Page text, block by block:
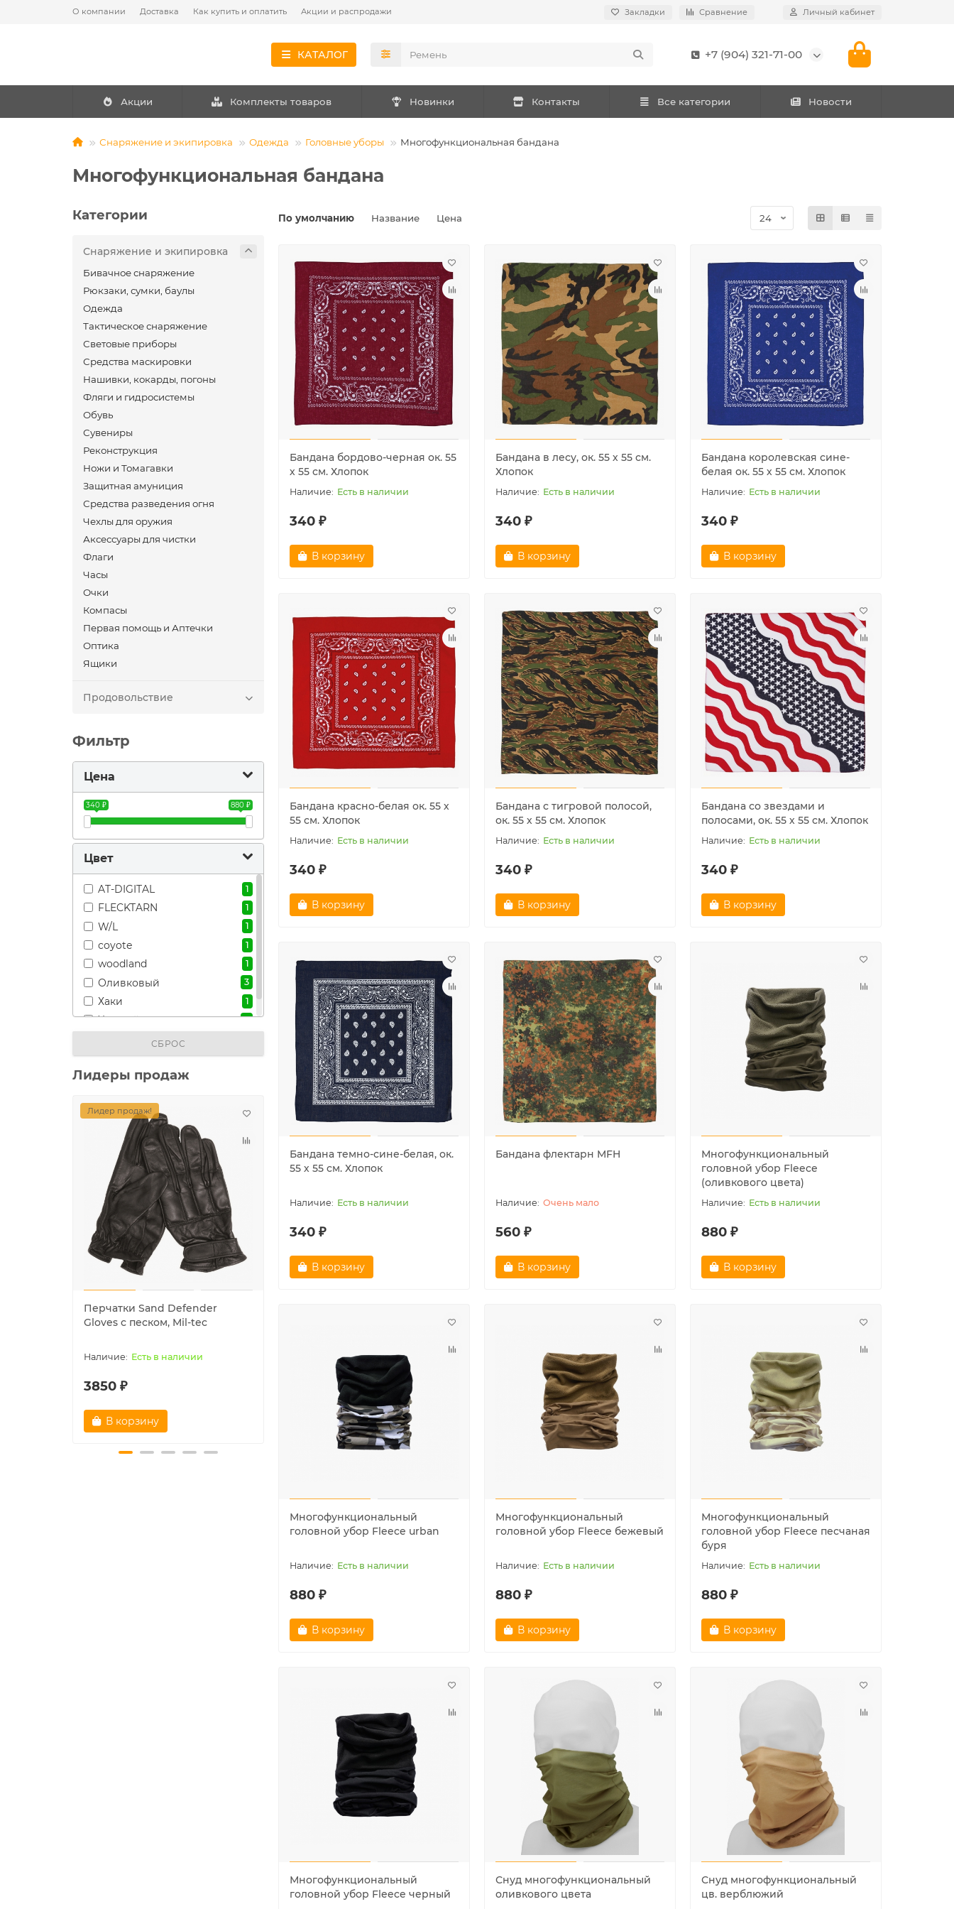
О компании Доставка Как купить и оплатить Акции и распродажи Закладки Сравнение Личный кабинет
КАТАЛОГ +7 (904) 321-71-00
Акции Комплекты товаров Новинки Контакты Все категории Новости
Снаряжение и экипировка Одежда Головные уборы Многофункциональная бандана
Многофункциональная бандана
Категории
Снаряжение и экипировка
Бивачное снаряжение
Рюкзаки, сумки, баулы
Одежда
Тактическое снаряжение
Световые приборы
Средства маскировки
Нашивки, кокарды, погоны
Фляги и гидросистемы
Обувь
Сувениры
Реконструкция
Ножи и Томагавки
Защитная амуниция
Средства разведения огня
Чехлы для оружия
Аксессуары для чистки
Флаги
Часы
Очки
Компасы
Первая помощь и Аптечки
Оптика
Ящики
Продовольствие
Фильтр
Цена
340 ₽ 880 ₽
Цвет
AT-DIGITAL 1
FLECKTARN 1
W/L 1
coyote 1
woodland 1
Оливковый 3
Хаки 1
Черный 2
СБРОС
Лидеры продаж
Лидер продаж!
Перчатки Sand Defender
Gloves с песком, Mil-tec
Есть в наличии
3850 ₽
В корзину
Лидер продаж!
Очень мало
В корзину
Лидер продаж!
Очень мало
В корзину
Очень мало
В корзину
По умолчанию Название Цена
Бандана бордово-черная ок. 55
х 55 см. Хлопок
Есть в наличии
340 ₽
В корзину
Бандана в лесу, ок. 55 х 55 см.
Хлопок
Есть в наличии
340 ₽
В корзину
Бандана королевская сине-
белая ок. 55 х 55 см. Хлопок
Есть в наличии
340 ₽
В корзину
Бандана красно-белая ок. 55 х
55 см. Хлопок
Есть в наличии
340 ₽
В корзину
Бандана с тигровой полосой,
ок. 55 х 55 см. Хлопок
Есть в наличии
340 ₽
В корзину
Бандана со звездами и
полосами, ок. 55 х 55 см. Хлопок
Есть в наличии
340 ₽
В корзину
Бандана темно-сине-белая, ок.
55 х 55 см. Хлопок
Есть в наличии
340 ₽
В корзину
Бандана флектарн MFH
Очень мало
560 ₽
В корзину
Многофункциональный
головной убор Fleece
(оливкового цвета)
Есть в наличии
880 ₽
В корзину
Многофункциональный
головной убор Fleece urban
Есть в наличии
880 ₽
В корзину
Многофункциональный
головной убор Fleece бежевый
Есть в наличии
880 ₽
В корзину
Многофункциональный
головной убор Fleece песчаная
буря
Есть в наличии
880 ₽
В корзину
Многофункциональный
головной убор Fleece черный
Снуд многофункциональный
оливкового цвета
Снуд многофункциональный
цв. верблюжий